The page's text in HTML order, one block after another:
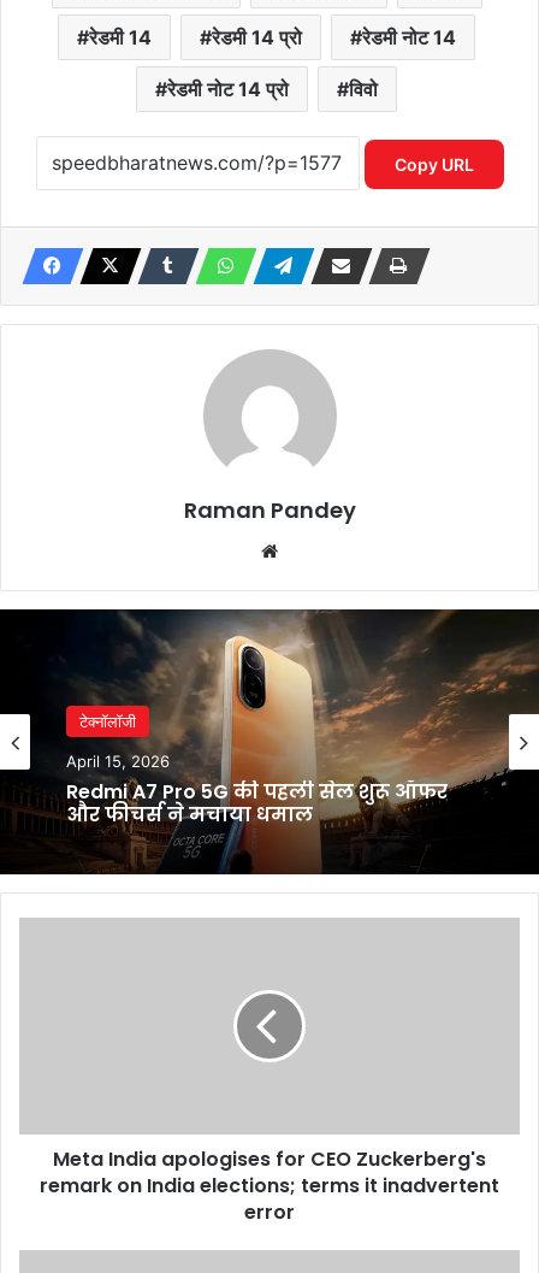
रेडमी 14 रेडमी 14 प्रो रेडमी नोट 14
रेडमी नोट 14 प्रो विवो
Copy URL
Raman Pandey
टेक्नॉलॉजी
April 15, 2026
Redmi A7 Pro 5G की पहली सेल शुरू ऑफर
और फीचर्स ने मचाया धमाल
India
elections;
terms
error
Meta India apologises for CEO Zuckerberg's
remark on India elections; terms it inadvertent
error